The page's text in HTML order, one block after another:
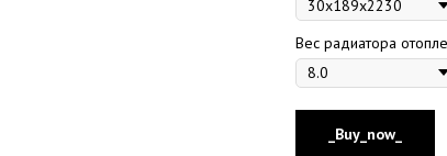
Вес радиатора
_Buy_now_